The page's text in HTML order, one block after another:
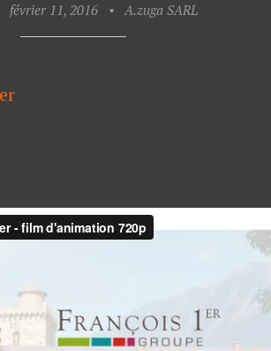
février 11, 2016 • A.zuga SARL